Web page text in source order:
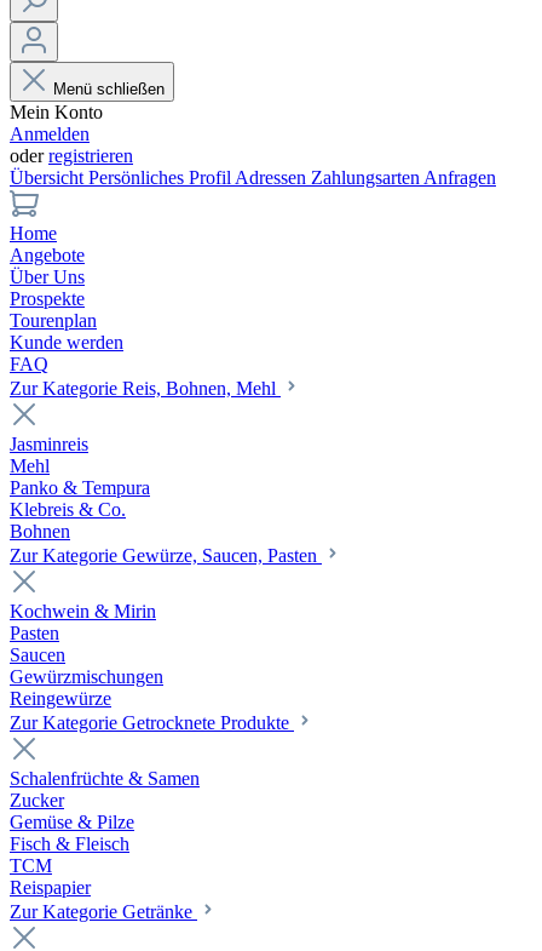
Menü schließen
Mein Konto
Anmelden
oderregistrieren
Übersicht Persönliches Profil Adressen Zahlungsarten Anfragen
Home
Angebote
Über Uns
Prospekte
Tourenplan
Kunde werden
FAQ
Zur Kategorie Reis, Bohnen, Mehl
Jasminreis
Mehl
Panko & Tempura
Klebreis & Co.
Bohnen
Zur Kategorie Gewürze, Saucen, Pasten
Kochwein & Mirin
Pasten
Saucen
Gewürzmischungen
Reingewürze
Zur Kategorie Getrocknete Produkte
Schalenfrüchte & Samen
Zucker
Gemüse & Pilze
Fisch & Fleisch
TCM
Reispapier
Zur Kategorie Getränke